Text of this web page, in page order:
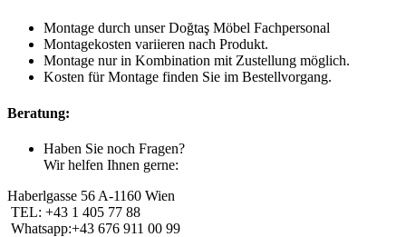
Montage durch unser Doğtaş Möbel Fachpersonal
Montagekosten variieren nach Produkt.
Montage nur in Kombination mit Zustellung möglich.
Kosten für Montage finden Sie im Bestellvorgang.
Beratung:
Haben Sie noch Fragen?
Wir helfen Ihnen gerne:
Haberlgasse 56 A-1160 Wien
TEL: +43 1 405 77 88
Whatsapp:+43 676 911 00 99